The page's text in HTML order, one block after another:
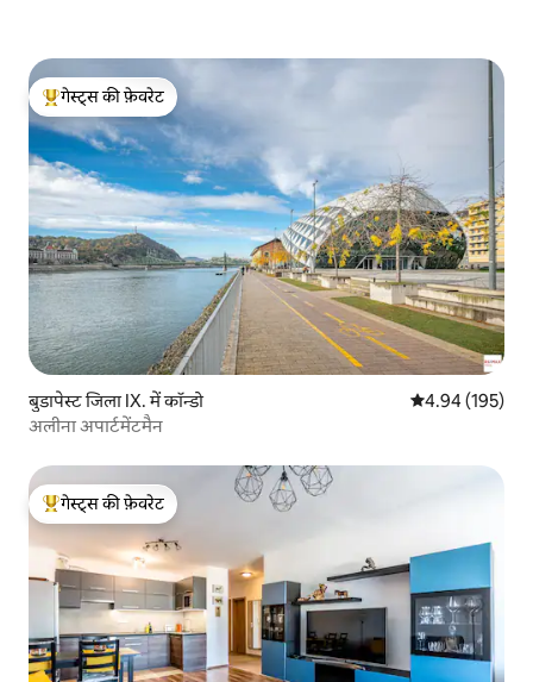
गेस्ट्स का टॉप फ़ेवरेट
गेस्ट्स की फ़ेवरेट
बुडापेस्ट जिला IX. में कॉन्डो औसत रेटिंग 5 में से
4.94 (195)
अलीना अपार्टमेंटमैन
गेस्ट्स का टॉप फ़ेवरेट
गेस्ट्स की फ़ेवरेट